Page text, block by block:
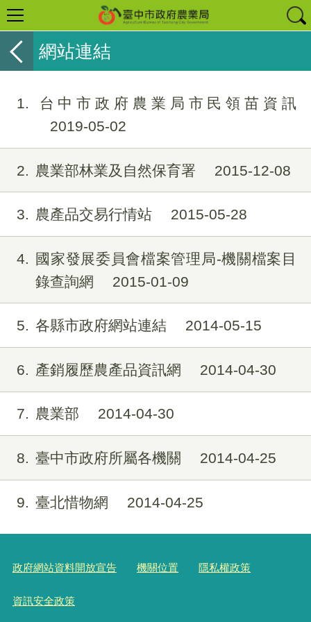
網站連結
1
台中市政府農業局市民領苗資訊
2019-05-02
2 農業部林業及自然保育署 2015-12-08
3 農產品交易行情站 2015-05-28
4
國家發展委員會檔案管理局-機關檔案目
錄查詢網
2015-01-09
5 各縣市政府網站連結 2014-05-15
6 產銷履歷農產品資訊網 2014-04-30
7 農業部 2014-04-30
8 臺中市政府所屬各機關 2014-04-25
9 臺北惜物網 2014-04-25
政府網站資料開放宣告 機關位置 隱私權政策
資訊安全政策